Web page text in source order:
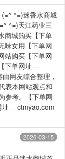
^=)迷香水商城
^=)天江药业三
商城购买【下单
味女用【下单网
购买【下单网
下单网址—
网友综合整理，
表本网站观点和
参考。【下单网
— ctmyao.com
2026-03-15